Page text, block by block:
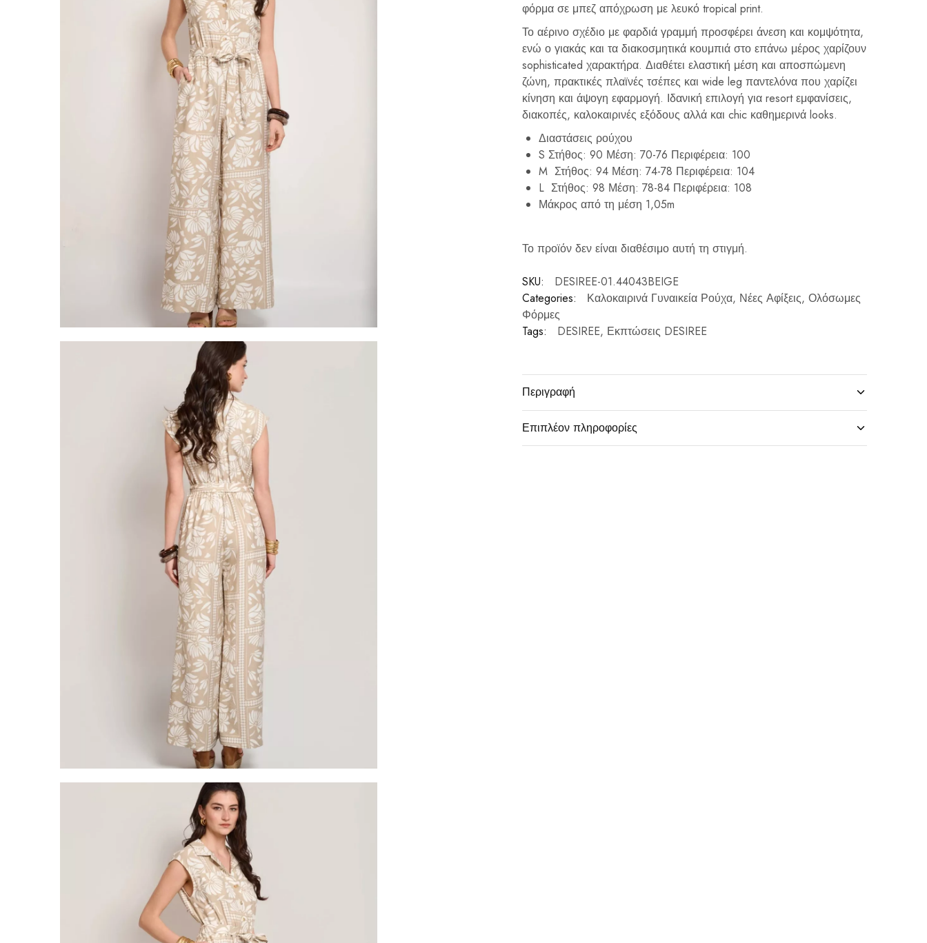
φόρμα σε μπεζ απόχρωση με λευκό tropical print.
Το αέρινο σχέδιο με φαρδιά γραμμή προσφέρει άνεση και κομψότητα,
ενώ ο γιακάς και τα διακοσμητικά κουμπιά στο επάνω μέρος χαρίζουν
sophisticated χαρακτήρα. Διαθέτει ελαστική μέση και αποσπώμενη
ζώνη, πρακτικές πλαϊνές τσέπες και wide leg παντελόνα που χαρίζει
κίνηση και άψογη εφαρμογή. Ιδανική επιλογή για resort εμφανίσεις,
διακοπές, καλοκαιρινές εξόδους αλλά και chic καθημερινά looks.
Διαστάσεις ρούχου
S Στήθος: 90 Μέση: 70-76 Περιφέρεια: 100
M Στήθος: 94 Μέση: 74-78 Περιφέρεια: 104
L Στήθος: 98 Μέση: 78-84 Περιφέρεια: 108
Μάκρος από τη μέση 1,05m
Το προϊόν δεν είναι διαθέσιμο αυτή τη στιγμή.
SKU:
DESIREE-01.44043BEIGE
Categories:
Καλοκαιρινά Γυναικεία Ρούχα, Νέες Αφίξεις, Ολόσωμες
Φόρμες
Tags:
DESIREE, Εκπτώσεις DESIREE
Περιγραφή
Επιπλέον πληροφορίες